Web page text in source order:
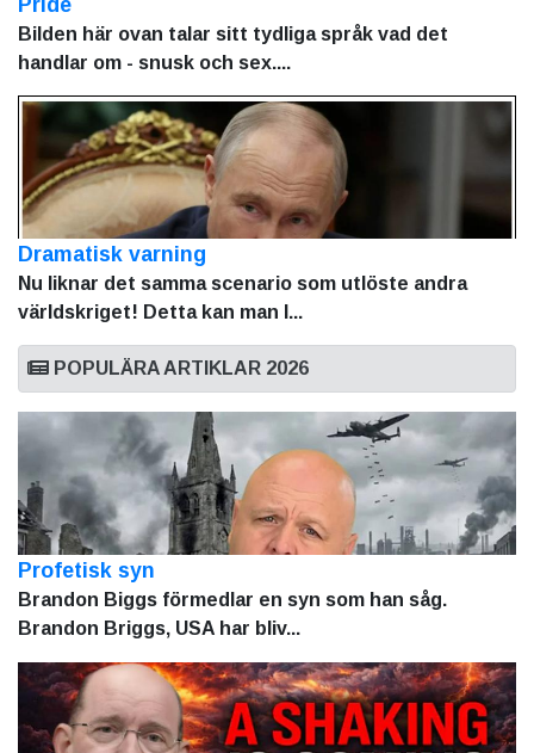
Bilden här ovan talar sitt tydliga språk vad det
handlar om - snusk och sex....
Dramatisk varning
Nu liknar det samma scenario som utlöste andra
världskriget! Detta kan man l...
POPULÄRA ARTIKLAR 2026
Profetisk syn
Brandon Biggs förmedlar en syn som han såg.
Brandon Briggs, USA har bliv...